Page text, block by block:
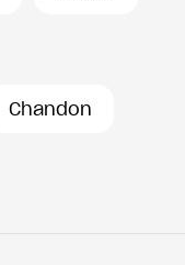
Chandon